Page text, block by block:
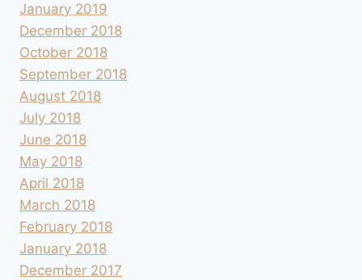
January 2019
December 2018
October 2018
September 2018
August 2018
July 2018
June 2018
May 2018
April 2018
March 2018
February 2018
January 2018
December 2017